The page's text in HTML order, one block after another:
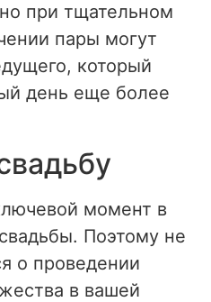
при тщательном
пары могут
который
день еще более
момент в
Поэтому не
о проведении
в вашей